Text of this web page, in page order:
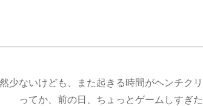
ないけども、また起きる時間がヘンチク
ってか、前の日、ちょっとゲームしすぎ